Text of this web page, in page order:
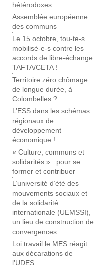
hétérodoxes.
Assemblée européenne
des communs
Le 15 octobre, tou-te-s
mobilisé-e-s contre les
accords de libre-échange
TAFTA/CETA !
Territoire zéro chômage
de longue durée, à
Colombelles ?
L’ESS dans les schémas
régionaux de
développement
économique !
« Culture, communs et
solidarités » : pour se
former et contribuer
L’université d’été des
mouvements sociaux et
de la solidarité
internationale (UEMSSI),
un lieu de construction de
convergences
Loi travail le MES réagit
aux décarations de
l’UDES